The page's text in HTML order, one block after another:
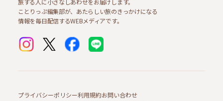
旅する人に小さなしあわせをお届けします。
ことりっぷ編集部が、あたらしい旅のきっかけになる
情報を毎日配信するWEBメディアです。
プライバシーポリシー利用規約お問い合わせ